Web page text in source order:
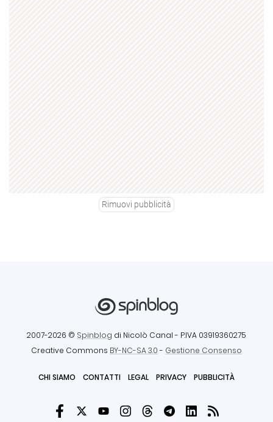
Rimuovi pubblicità
2007-2026 © Spinblog di Nicolò Canal - P.IVA 03919360275
Creative Commons BY-NC-SA 3.0- Gestione Consenso
CHI SIAMO CONTATTI LEGAL PRIVACY PUBBLICITÀ